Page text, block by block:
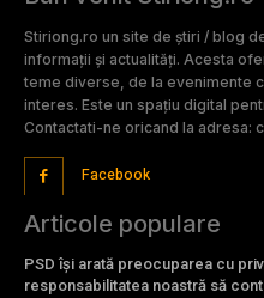
Stiriong.ro un site de știri / blog
informații și actualități. Acesta
teme diverse, de la evenimente
interes. Este un spațiu digital
Contactati-ne oricand la adresa:
Facebook
Articole populare
PSD își arată preocuparea cu
responsabilitatea noastră să